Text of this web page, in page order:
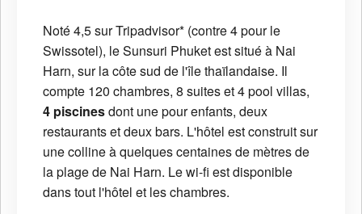
Noté 4,5 sur Tripadvisor* (contre 4 pour le
Swissotel), le Sunsuri Phuket est situé à Nai
Harn, sur la côte sud de l'île thaïlandaise. Il
compte 120 chambres, 8 suites et 4 pool villas,
4 piscinesdont une pour enfants, deux
restaurants et deux bars. L'hôtel est construit sur
une colline à quelques centaines de mètres de
la plage de Nai Harn. Le wi-fi est disponible
dans tout l'hôtel et les chambres.